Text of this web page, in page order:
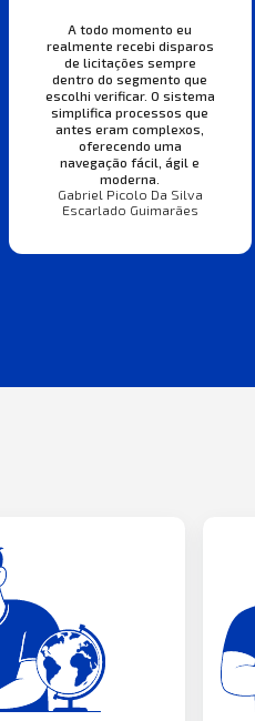
A todo momento eu
realmente recebi disparos
de licitações sempre
dentro do segmento que
escolhi verificar. O sistema
simplifica processos que
antes eram complexos,
oferecendo uma
navegação fácil, ágil e
moderna.
Gabriel Picolo Da Silva
Escarlado Guimarães